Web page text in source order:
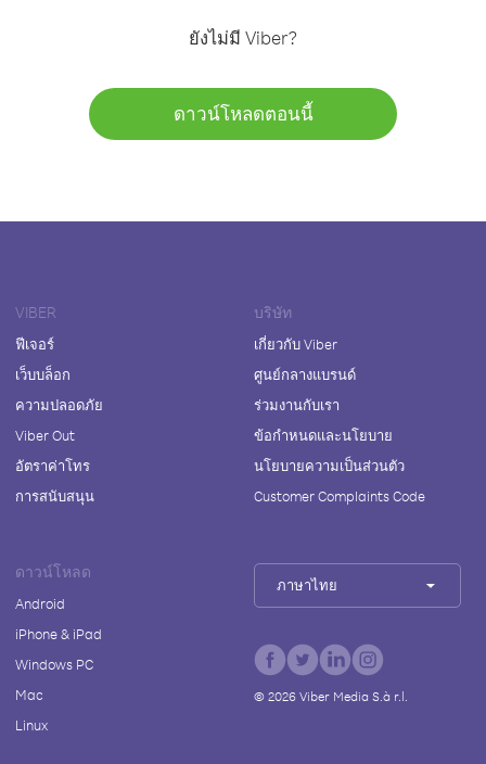
ยังไม่มี Viber?
ดาวน์โหลดตอนนี้
VIBER
ฟีเจอร์
เว็บบล็อก
ความปลอดภัย
Viber Out
อัตราค่าโทร
การสนับสนุน
บริษัท
เกี่ยวกับ Viber
ศูนย์กลางแบรนด์
ร่วมงานกับเรา
ข้อกำหนดและนโยบาย
นโยบายความเป็นส่วนตัว
Customer Complaints Code
ดาวน์โหลด
Android
iPhone & iPad
Windows PC
Mac
Linux
ภาษาไทย
© 2026Viber Media S.à r.l.